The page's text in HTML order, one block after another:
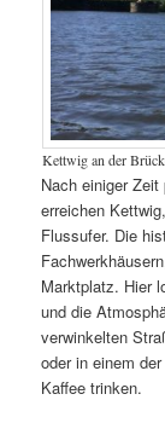
Kettwig an der
Nach einiger
erreichen
Flussufer. Die
Marktplatz. Hier
und die
verwinkelten
oder in einem
Kaffee trinken.